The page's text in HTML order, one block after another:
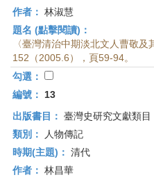
作者： 林淑慧
題名 (點擊閱讀)：
〈臺灣清治中期淡北文人曹敬
152（2005.6），頁59-94。
勾選：
編號：
13
出版書目： 臺灣史研究文獻類
類別：
人物傳記
時期(主題)： 清代
作者： 林昌華